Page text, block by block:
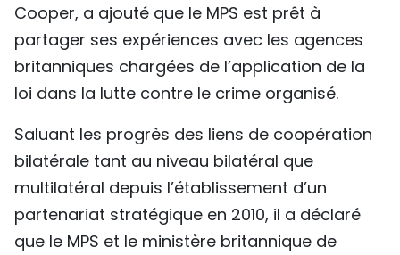
中文
РУССКИЙ
ESPAÑOL
Cooper, a ajouté que le MPS est prêt à
partager ses expériences avec les agences
britanniques chargées de l’application de la
loi dans la lutte contre le crime organisé.
Saluant les progrès des liens de coopération
bilatérale tant au niveau bilatéral que
multilatéral depuis l’établissement d’un
partenariat stratégique en 2010, il a déclaré
que le MPS et le ministère britannique de